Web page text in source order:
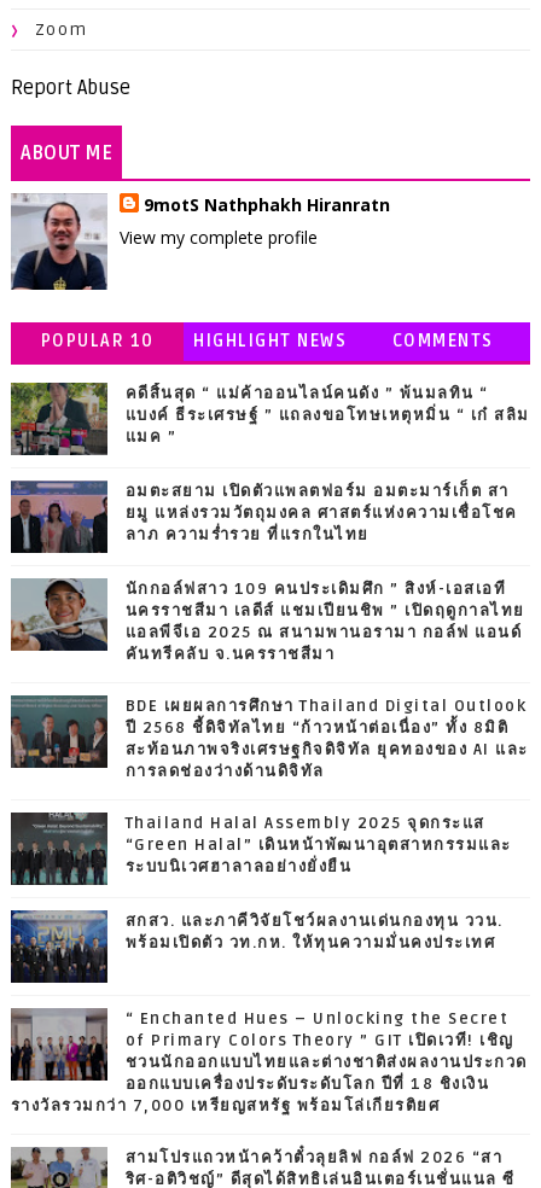
Zoom
Report Abuse
ABOUT ME
9motS Nathphakh Hiranratn
View my complete profile
POPULAR 10 HIGHLIGHT NEWS COMMENTS
คดีสิ้นสุด “ แม่ค้าออนไลน์คนดัง ” พ้นมลทิน “
แบงค์ ธีระเศรษฐ์ ” แถลงขอโทษเหตุหมิ่น “ เก๋ สลิม
แมค ”
อมตะสยาม เปิดตัวแพลตฟอร์ม อมตะมาร์เก็ต สา
ยมู แหล่งรวมวัตถุมงคล ศาสตร์แห่งความเชื่อโชค
ลาภ ความร่ำรวย ที่แรกในไทย
นักกอล์ฟสาว 109 คนประเดิมศึก ” สิงห์-เอสเอที
นครราชสีมา เลดีส์ แชมเปียนชิพ ” เปิดฤดูกาลไทย
แอลพีจีเอ 2025 ณ สนามพานอรามา กอล์ฟ แอนด์
คันทรีคลับ จ.นครราชสีมา
BDE เผยผลการศึกษา Thailand Digital Outlook
ปี 2568 ชี้ดิจิทัลไทย “ก้าวหน้าต่อเนื่อง” ทั้ง 8มิติ
สะท้อนภาพจริงเศรษฐกิจดิจิทัล ยุคทองของ AI และ
การลดช่องว่างด้านดิจิทัล
Thailand Halal Assembly 2025 จุดกระแส
“Green Halal” เดินหน้าพัฒนาอุตสาหกรรมและ
ระบบนิเวศฮาลาลอย่างยั่งยืน
สกสว. และภาคีวิจัยโชว์ผลงานเด่นกองทุน ววน.
พร้อมเปิดตัว วท.กห. ให้ทุนความมั่นคงประเทศ
“ Enchanted Hues – Unlocking the Secret
of Primary Colors Theory ” GIT เปิดเวที! เชิญ
ชวนนักออกแบบไทยและต่างชาติส่งผลงานประกวด
ออกแบบเครื่องประดับระดับโลก ปีที่ 18 ชิงเงิน
รางวัลรวมกว่า 7,000 เหรียญสหรัฐ พร้อมโล่เกียรติยศ
สามโปรแถวหน้าคว้าตั๋วลุยลิฟ กอล์ฟ 2026 “สา
ริศ-อติวิชญ์” ดีสุดได้สิทธิเล่นอินเตอร์เนชั่นแนล ซี